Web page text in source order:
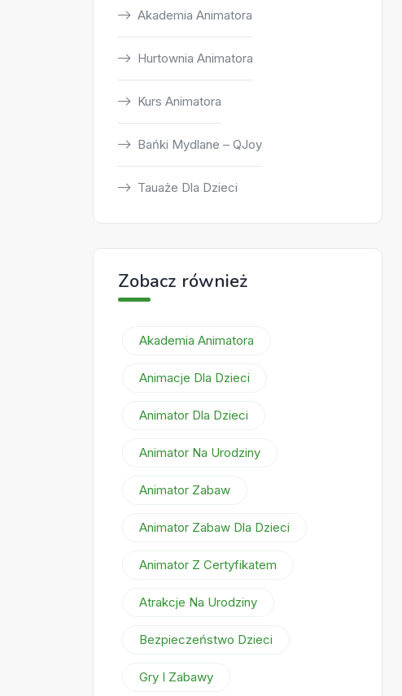
Akademia Animatora
Hurtownia Animatora
Kurs Animatora
Bańki Mydlane – QJoy
Tauaże Dla Dzieci
Zobacz również
Akademia Animatora
Animacje Dla Dzieci
Animator Dla Dzieci
Animator Na Urodziny
Animator Zabaw
Animator Zabaw Dla Dzieci
Animator Z Certyfikatem
Atrakcje Na Urodziny
Bezpieczeństwo Dzieci
Gry I Zabawy